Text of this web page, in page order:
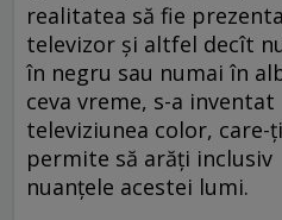
realitatea să fie
televizor şi altfel decît
în negru sau numai în
ceva vreme, s-a inventat
televiziunea color, care-ţi
permite să arăţi inclusiv
nuanţele acestei lumi.